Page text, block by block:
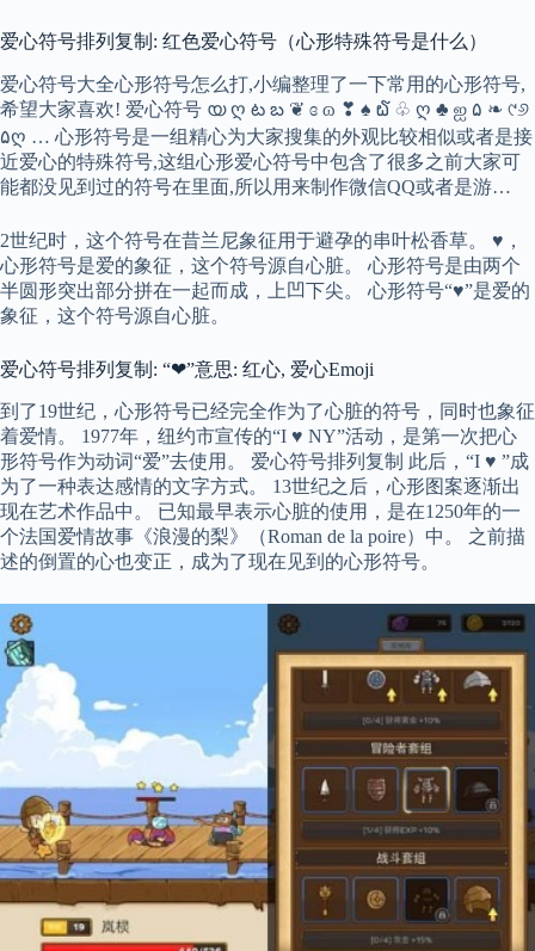
爱心符号排列复制: 红色爱心符号（心形特殊符号是什么）
爱心符号大全心形符号怎么打,小编整理了一下常用的心形符号,
希望大家喜欢! 爱心符号 യ ღ ట బ ❦ ɞ ɷ ❣ ♠ ໖ ♧ ღ ♣ ஐ ۵ ❧ ୯୬
۵ღ … 心形符号是一组精心为大家搜集的外观比较相似或者是接
近爱心的特殊符号,这组心形爱心符号中包含了很多之前大家可
能都没见到过的符号在里面,所以用来制作微信QQ或者是游…
2世纪时，这个符号在昔兰尼象征用于避孕的串叶松香草。 ♥，
心形符号是爱的象征，这个符号源自心脏。 心形符号是由两个
半圆形突出部分拼在一起而成，上凹下尖。 心形符号“♥”是爱的
象征，这个符号源自心脏。
爱心符号排列复制: “❤”意思: 红心, 爱心Emoji
到了19世纪，心形符号已经完全作为了心脏的符号，同时也象征
着爱情。 1977年，纽约市宣传的“I ♥ NY”活动，是第一次把心
形符号作为动词“爱”去使用。 爱心符号排列复制 此后，“I ♥ ”成
为了一种表达感情的文字方式。 13世纪之后，心形图案逐渐出
现在艺术作品中。 已知最早表示心脏的使用，是在1250年的一
个法国爱情故事《浪漫的梨》（Roman de la poire）中。 之前描
述的倒置的心也变正，成为了现在见到的心形符号。